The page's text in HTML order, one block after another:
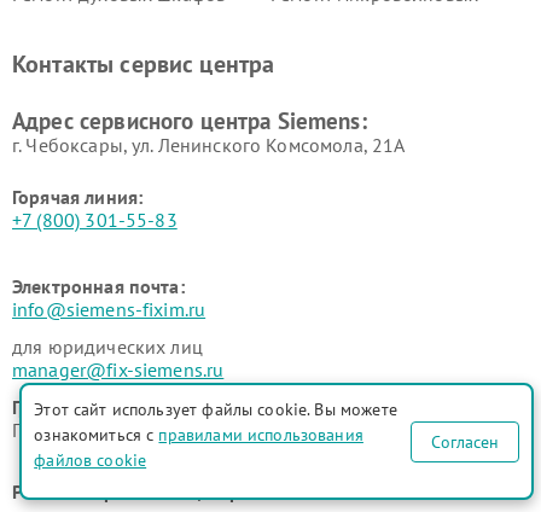
Siemens
Siemens
Siemens
Siemens
Контакты сервис центра
Адрес сервисного центра Siemens:
г. Чебоксары, ул. Ленинского Комсомола, 21А
Горячая линия:
+7 (800) 301-55-83
Электронная почта:
info@siemens-fixim.ru
для юридических лиц
manager@fix-siemens.ru
График работы:
ПН-ВСК с 9:00 до 21:00 без перерывов и выходных
Рейтинг сервисного центра
Этот сайт использует файлы cookie. Вы можете
ознакомиться с правилами использования
файлов cookie
Согласен